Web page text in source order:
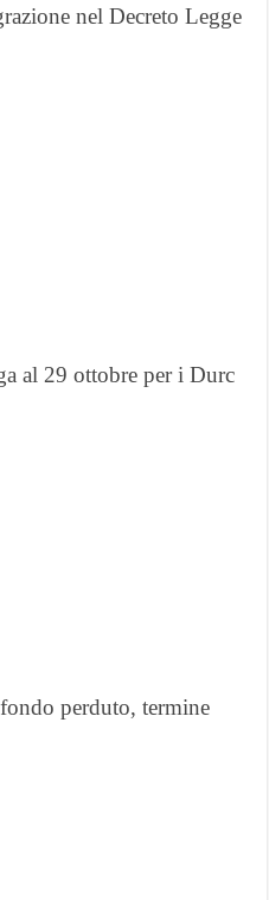
nel Decreto Legge
al 29 ottobre per i Durc
perduto, termine